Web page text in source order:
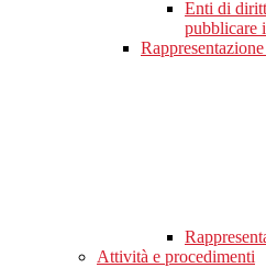
Enti di
pubblicare
Attività e procedimenti